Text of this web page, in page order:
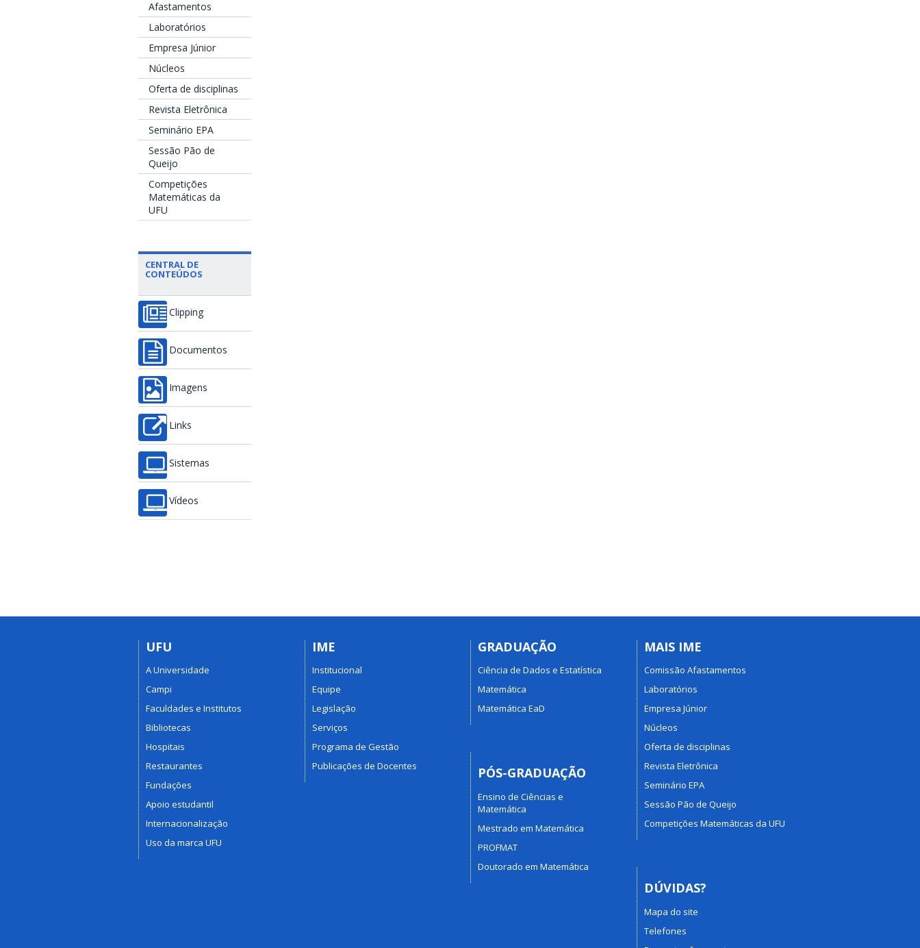
Afastamentos
Laboratórios
Empresa Júnior
Núcleos
Oferta de disciplinas
Revista Eletrônica
Seminário EPA
Sessão Pão de
Queijo
Competições
Matemáticas da
UFU
CENTRAL DE
CONTEÚDOS
Clipping
Documentos
Imagens
Links
Sistemas
Vídeos
UFU
A Universidade
Campi
Faculdades e Institutos
Bibliotecas
Hospitais
Restaurantes
Fundações
Apoio estudantil
Internacionalização
Uso da marca UFU
IME
Institucional
Equipe
Legislação
Serviços
Programa de Gestão
Publicações de Docentes
GRADUAÇÃO
Ciência de Dados e Estatística
Matemática
Matemática EaD
PÓS-GRADUAÇÃO
Ensino de Ciências e
Matemática
Mestrado em Matemática
PROFMAT
Doutorado em Matemática
MAIS IME
Comissão Afastamentos
Laboratórios
Empresa Júnior
Núcleos
Oferta de disciplinas
Revista Eletrônica
Seminário EPA
Sessão Pão de Queijo
Competições Matemáticas da UFU
DÚVIDAS?
Mapa do site
Telefones